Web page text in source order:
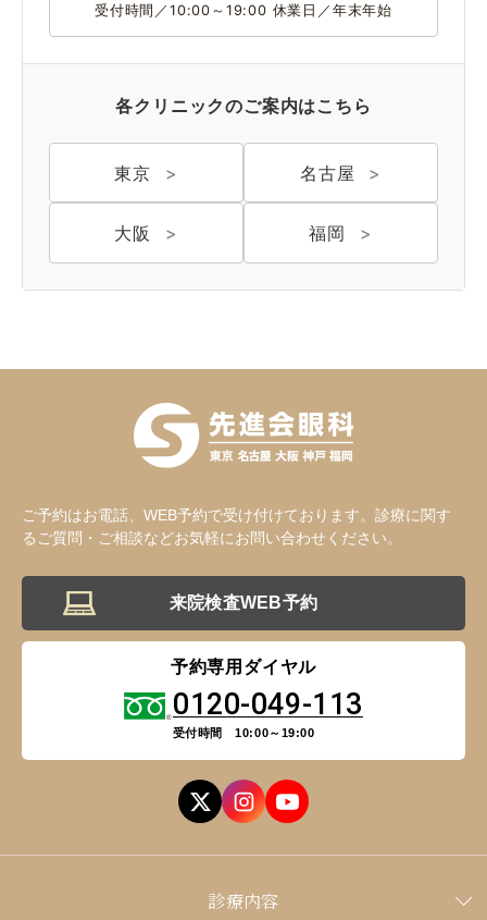
受付時間／10:00～19:00 休業日／年末年始
各クリニックのご案内はこちら
東京 名古屋
大阪 福岡
ご予約はお電話、WEB予約で受け付けております。診療に関す
るご質問・ご相談などお気軽にお問い合わせください。
来院検査WEB予約
予約専用ダイヤル
0120-049-113
受付時間 10:00～19:00
診療内容